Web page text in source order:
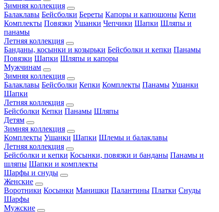
Зимняя коллекция
Балаклавы Бейсболки Береты Капоры и капюшоны Кепи
Комплекты Повязки Ушанки Чепчики Шапки Шляпы и
панамы
Летняя коллекция
Банданы, косынки и козырьки Бейсболки и кепки Панамы
Повязки Шапки Шляпы и капоры
Мужчинам
Зимняя коллекция
Балаклавы Бейсболки Кепки Комплекты Панамы Ушанки
Шапки
Летняя коллекция
Бейсболки Кепки Панамы Шляпы
Детям
Зимняя коллекция
Комплекты Ушанки Шапки Шлемы и балаклавы
Летняя коллекция
Бейсболки и кепки Косынки, повязки и банданы Панамы и
шляпы Шапки и комплекты
Шарфы и снуды
Женские
Воротники Косынки Манишки Палантины Платки Снуды
Шарфы
Мужские